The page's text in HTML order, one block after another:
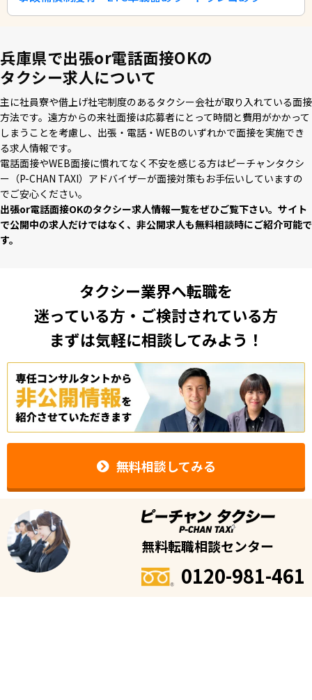
兵庫県で出張or電話面接OKの
タクシー求人について
主に社員寮や借上げ社宅制度のあるタクシー会社が取り⼊れている⾯接
⽅法です。遠⽅からの来社⾯接は応募者にとって時間と費⽤がかかって
しまうことを考慮し、出張・電話・WEBのいずれかで⾯接を実施でき
る求⼈情報です。
電話⾯接やWEB⾯接に慣れてなく不安を感じる⽅はピーチャンタクシ
ー（P-CHAN TAXI）アドバイザーが⾯接対策もお⼿伝いしていますの
でご安⼼ください。
出張or電話⾯接OKのタクシー求⼈情報⼀覧をぜひご覧下さい。サイト
で公開中の求⼈だけではなく、⾮公開求⼈も無料相談時にご紹介可能で
す。
タクシー業界へ転職を
迷っている方・ご検討されている方
まずは気軽に相談してみよう！
無料相談してみる
無料転職相談センター
0120-981-461